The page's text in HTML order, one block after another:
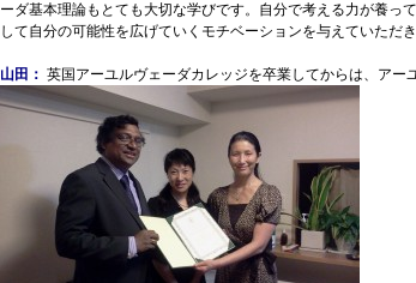
ーダ基本理論もとても大切な学びです。自分で考える力が養っ
して自分の可能性を広げていくモチベーションを与えていただき
山田： 英国アーユルヴェーダカレッジを卒業してからは、ア